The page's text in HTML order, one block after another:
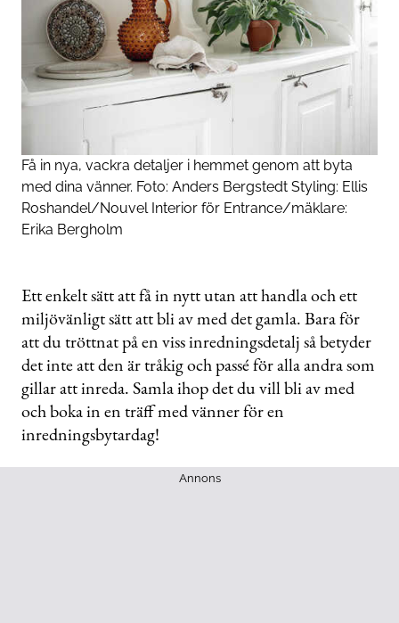
Få in nya, vackra detaljer i hemmet genom att byta
med dina vänner. Foto: Anders Bergstedt Styling: Ellis
Roshandel/Nouvel Interior för Entrance/mäklare:
Erika Bergholm
Ett enkelt sätt att få in nytt utan att handla och ett
miljövänligt sätt att bli av med det gamla. Bara för
att du tröttnat på en viss inredningsdetalj så betyder
det inte att den är tråkig och passé för alla andra som
gillar att inreda. Samla ihop det du vill bli av med
och boka in en träff med vänner för en
inredningsbytardag!
Annons